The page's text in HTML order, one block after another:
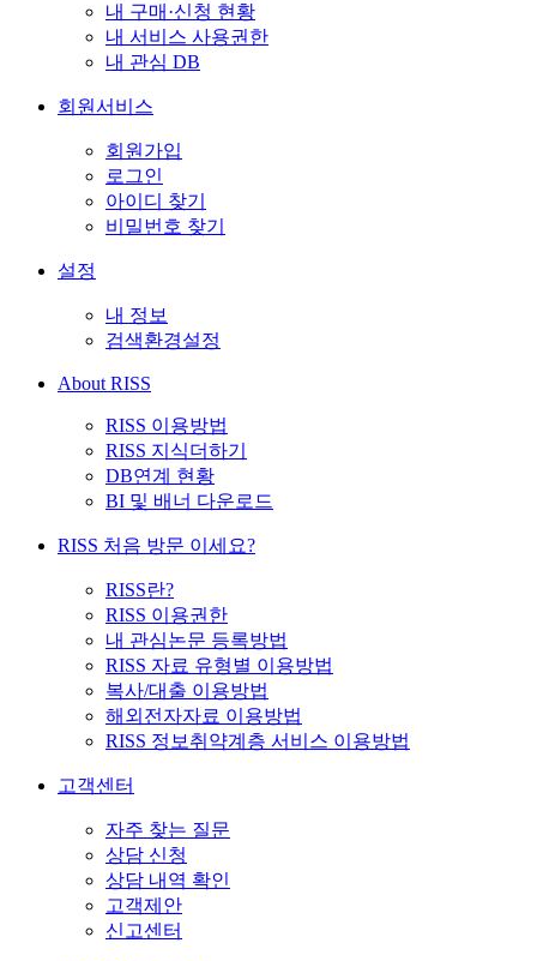
내 구매·신청 현황
내 서비스 사용권한
내 관심 DB
회원서비스
회원가입
로그인
아이디 찾기
비밀번호 찾기
설정
내 정보
검색환경설정
About RISS
RISS 이용방법
RISS 지식더하기
DB연계 현황
BI 및 배너 다운로드
RISS 처음 방문 이세요?
RISS란?
RISS 이용권한
내 관심논문 등록방법
RISS 자료 유형별 이용방법
복사/대출 이용방법
해외전자자료 이용방법
RISS 정보취약계층 서비스 이용방법
고객센터
자주 찾는 질문
상담 신청
상담 내역 확인
고객제안
신고센터